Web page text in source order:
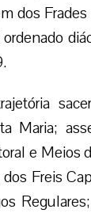
dos
Maria;
e Meios
Freis